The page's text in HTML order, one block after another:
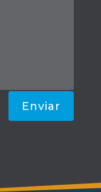
Enviar